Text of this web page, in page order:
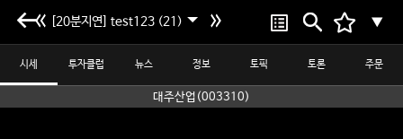
[20분지연] test123 (21) ▼
시세 투자클럽 뉴스 정보 토픽 토론 주문
대주산업(003310)